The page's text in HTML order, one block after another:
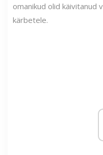
omanikud olid käivitanud
kärbetele.